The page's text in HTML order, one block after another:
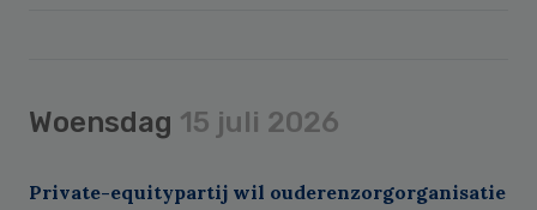
Woensdag 15 juli 2026
Private-equitypartij wil ouderenzorgorganisatie